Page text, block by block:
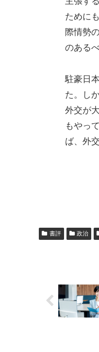
ために
際情勢
のある
駐豪日
た。し
外交が
もやっ
ば、外
書評 政治